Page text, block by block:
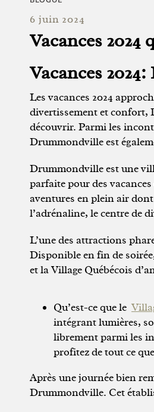
6 juin 2024
Vacances 2024
Vacances
Les vacances 2024
divertissement et confort,
découvrir. Parmi les
Drummondville est
Drummondville est une
parfaite pour des
aventures en plein air dont
l’adrénaline, le centre de
L’une des attractions
Disponible en fin de
et la Village Québécois
Qu’est-ce que le
intégrant lumières,
librement parmi les
profitez de tout ce
Après une journée bien
Drummondville. Cet